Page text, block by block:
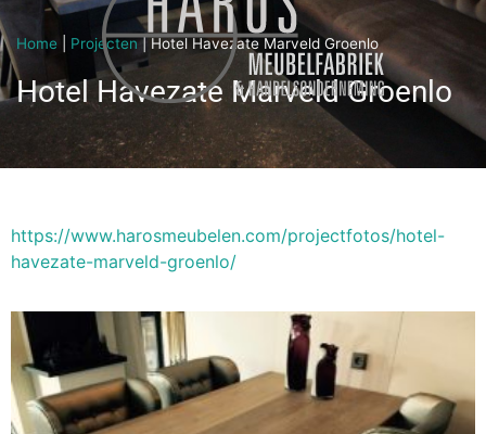
Home Projecten|Hotel Havezate Marveld Groenlo
Hotel Havezate Marveld Groenlo
https://www.harosmeubelen.com/projectfotos/hotel-
havezate-marveld-groenlo/